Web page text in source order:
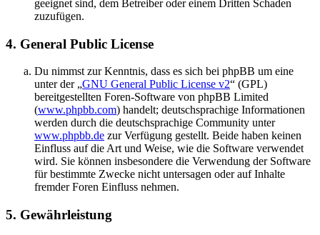
geeignet sind, dem Betreiber oder einem Dritten Schaden
zuzufügen.
4. General Public License
Du nimmst zur Kenntnis, dass es sich bei phpBB um eine
unter der „GNU General Public License v2“ (GPL)
bereitgestellten Foren-Software von phpBB Limited
(www.phpbb.com) handelt; deutschsprachige Informationen
werden durch die deutschsprachige Community unter
www.phpbb.de zur Verfügung gestellt. Beide haben keinen
Einfluss auf die Art und Weise, wie die Software verwendet
wird. Sie können insbesondere die Verwendung der Software
für bestimmte Zwecke nicht untersagen oder auf Inhalte
fremder Foren Einfluss nehmen.
5. Gewährleistung